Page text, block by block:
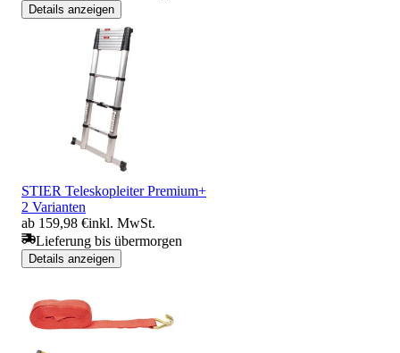
Details anzeigen
STIER Teleskopleiter Premium+
2 Varianten
ab 159,98 €inkl. MwSt.
Lieferung bis übermorgen
Details anzeigen